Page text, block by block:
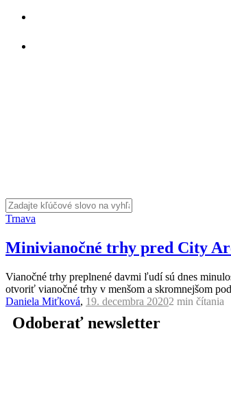
Trnava
Minivianočné trhy pred City
Vianočné trhy preplnené davmi ľudí sú dnes
otvoriť vianočné trhy v menšom a skromnejšom
Daniela Miťková, 19. decembra 20202 min čítania
Odoberať newsletter